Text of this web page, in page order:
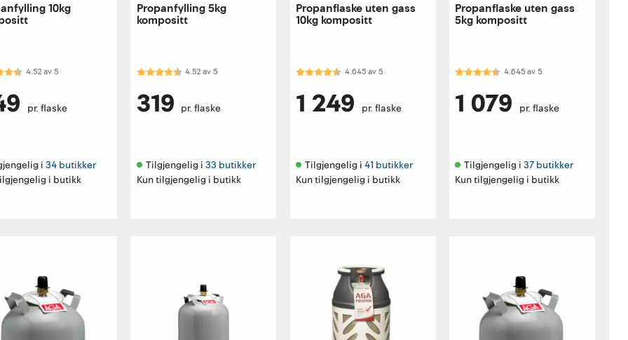
10kg
4.5 av 5 mulige
4.52av5
pr. flaske
i 34 butikker
i butikk
Propanfylling 5kg
kompositt
Karakter:4.5 av 5 mulige
4.52av5
319 pr. flaske
Tilgjengelig i 33 butikker
Kun tilgjengelig i butikk
Propanflaske uten gass
10kg kompositt
Karakter:4.6 av 5 mulige
4.645av5
1 249 pr. flaske
Tilgjengelig i 41 butikker
Kun tilgjengelig i butikk
Propanflaske uten gass
5kg kompositt
Karakter:4.6 av 5 mulige
4.645av5
1 079 pr. flaske
Tilgjengelig i 37 butikker
Kun tilgjengelig i butikk